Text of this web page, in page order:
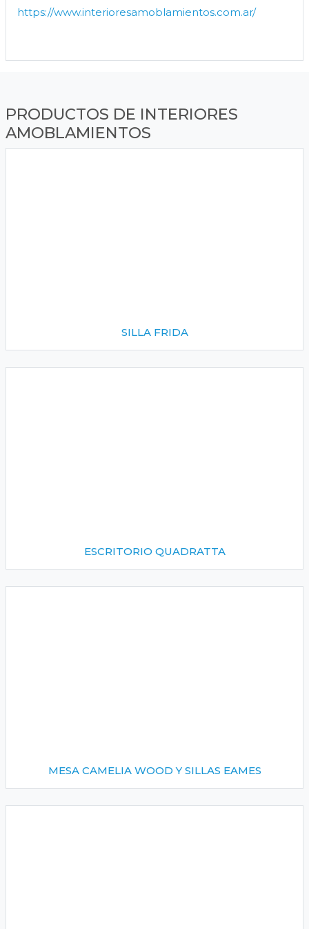
https://www.interioresamoblamientos.com.ar/
PRODUCTOS DE INTERIORES
AMOBLAMIENTOS
SILLA FRIDA
ESCRITORIO QUADRATTA
MESA CAMELIA WOOD Y SILLAS EAMES